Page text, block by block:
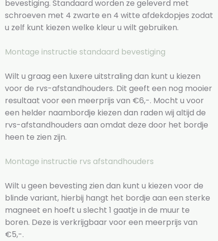
bevestiging. Standaard worden ze geleverd met
schroeven met 4 zwarte en 4 witte afdekdopjes zodat
u zelf kunt kiezen welke kleur u wilt gebruiken.
Montage instructie standaard bevestiging
Wilt u graag een luxere uitstraling dan kunt u kiezen
voor de rvs-afstandhouders. Dit geeft een nog mooier
resultaat voor een meerprijs van €6,-. Mocht u voor
een helder naambordje kiezen dan raden wij altijd de
rvs-afstandhouders aan omdat deze door het bordje
heen te zien zijn.
Montage instructie rvs afstandhouders
Wilt u geen bevesting zien dan kunt u kiezen voor de
blinde variant, hierbij hangt het bordje aan een sterke
magneet en hoeft u slecht 1 gaatje in de muur te
boren. Deze is verkrijgbaar voor een meerprijs van
€5,-.